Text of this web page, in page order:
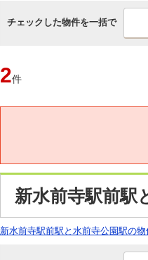
チェックした物件を一括で
2件
新水前寺駅前駅
新水前寺駅前駅と水前寺公園駅の